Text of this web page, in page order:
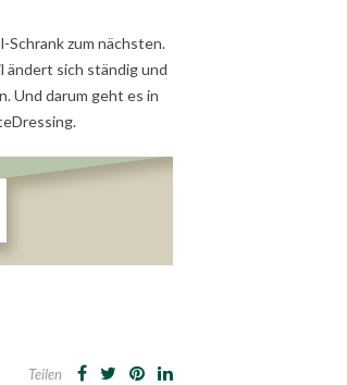
zum nächsten.
ändert sich ständig und
Und darum geht es in
Teilen